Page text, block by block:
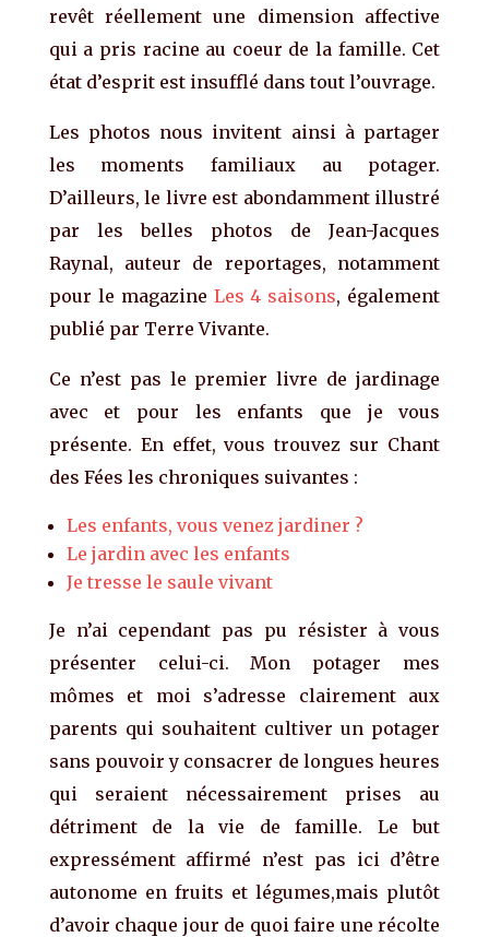
revêt réellement une dimension affective
qui a pris racine au coeur de la famille. Cet
état d’esprit est insufflé dans tout l’ouvrage.
Les photos nous invitent ainsi à partager
les moments familiaux au potager.
D’ailleurs, le livre est abondamment illustré
par les belles photos de Jean-Jacques
Raynal, auteur de reportages, notamment
pour le magazine Les 4 saisons, également
publié par Terre Vivante.
Ce n’est pas le premier livre de jardinage
avec et pour les enfants que je vous
présente. En effet, vous trouvez sur Chant
des Fées les chroniques suivantes :
Les enfants, vous venez jardiner ?
Le jardin avec les enfants
Je tresse le saule vivant
Je n’ai cependant pas pu résister à vous
présenter celui-ci. Mon potager mes
mômes et moi s’adresse clairement aux
parents qui souhaitent cultiver un potager
sans pouvoir y consacrer de longues heures
qui seraient nécessairement prises au
détriment de la vie de famille. Le but
expressément affirmé n’est pas ici d’être
autonome en fruits et légumes,mais plutôt
d’avoir chaque jour de quoi faire une récolte